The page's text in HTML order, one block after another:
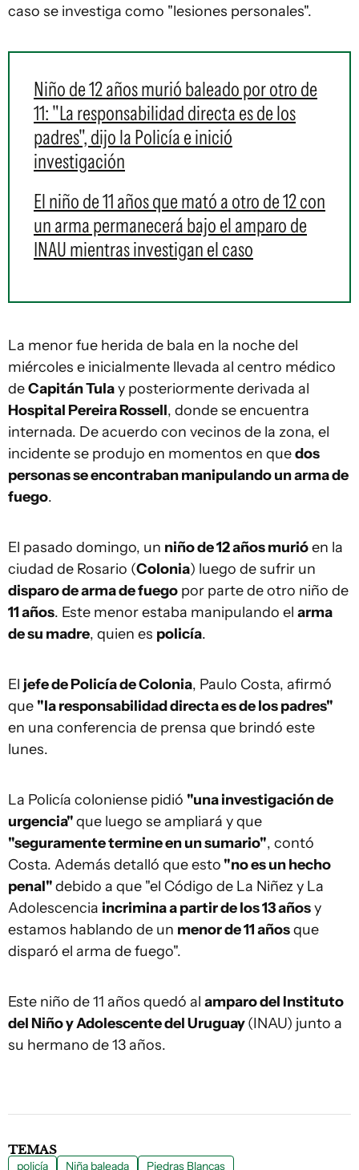
caso se investiga como "lesiones personales".
Niño de 12 años murió baleado por otro de
11: "La responsabilidad directa es de los
padres", dijo la Policía e inició
investigación
El niño de 11 años que mató a otro de 12 con
un arma permanecerá bajo el amparo de
INAU mientras investigan el caso
La menor fue herida de bala en la noche del
miércoles e inicialmente llevada al centro médico
deCapitán Tulay posteriormente derivada al
Hospital Pereira Rossell, donde se encuentra
internada. De acuerdo con vecinos de la zona, el
incidente se produjo en momentos en quedos
personas se encontraban manipulando un arma de
fuego.
El pasado domingo, un niño de 12 años murióen la
ciudad de Rosario (Colonia) luego de sufrir un
disparo de arma de fuego por parte de otro niño de
11 años. Este menor estaba manipulando el arma
de su madre, quien es policía.
El jefe de Policía de Colonia, Paulo Costa, afirmó
que "la responsabilidad directa es de los padres"
en una conferencia de prensa que brindó este
lunes.
La Policía coloniense pidió "una investigación de
urgencia"que luego se ampliará y que
"seguramente termine en un sumario", contó
Costa. Además detalló que esto "no es un hecho
penal"debido a que "el Código de La Niñez y La
Adolescencia incrimina a partir de los 13 añosy
estamos hablando de un menor de 11 añosque
disparó el arma de fuego".
Este niño de 11 años quedó al amparo del Instituto
del Niño y Adolescente del Uruguay(INAU) junto a
su hermano de 13 años.
TEMAS
policía Niña baleada Piedras Blancas